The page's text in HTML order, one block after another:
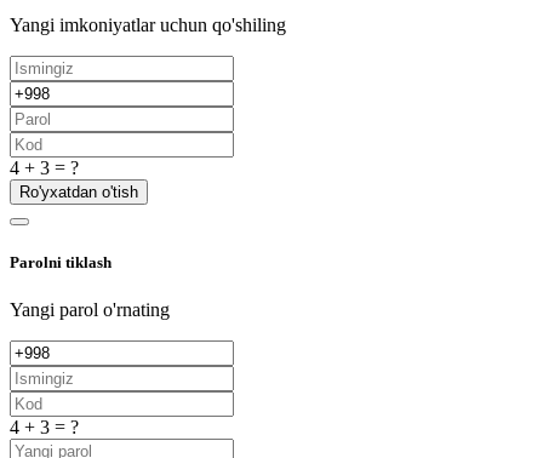
Yangi imkoniyatlar uchun qo'shiling
4 + 3 = ?
Ro'yxatdan o'tish
Parolni tiklash
Yangi parol o'rnating
4 + 3 = ?